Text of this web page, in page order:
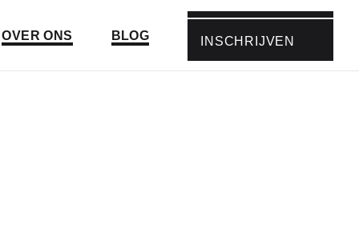
Ga naar:
OVER ONS Ga naar:
BLOG
GA NAAR:
INSCHRIJVEN